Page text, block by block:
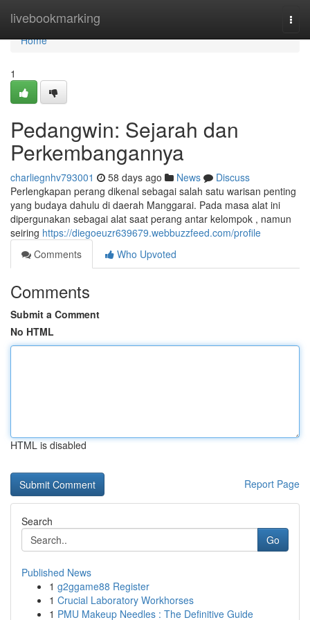
livebookmarking
Home
Home
1
Pedangwin: Sejarah dan
Perkembangannya
charliegnhv793001 58 days ago News
Discuss
Perlengkapan perang dikenal sebagai salah satu warisan penting
yang budaya dahulu di daerah Manggarai. Pada masa alat ini
dipergunakan sebagai alat saat perang antar kelompok , namun
seiring https://diegoeuzr639679.webbuzzfeed.com/profile
Comments
Who Upvoted
Comments
Submit a Comment
No HTML
HTML is disabled
Report Page
Search
Go
Published News
1 g2ggame88 Register
1 Crucial Laboratory Workhorses
1 PMU Makeup Needles : The Definitive Guide